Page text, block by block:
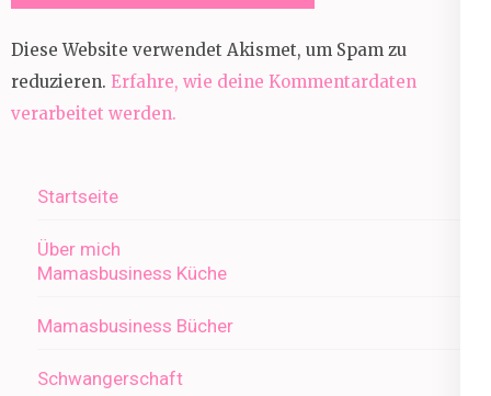
Diese Website verwendet Akismet, um Spam zu
reduzieren. Erfahre, wie deine Kommentardaten
verarbeitet werden.
Startseite
Über mich
Mamasbusiness Küche
Mamasbusiness Bücher
Schwangerschaft